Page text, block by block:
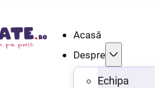
Acasă
Despre
Echipa